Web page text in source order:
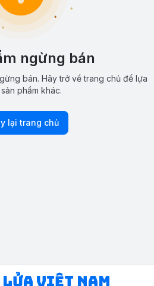
ngừng bán
bán. Hãy trở về trang chủ để lựa
phẩm khác.
lại trang chủ
Việt Nam